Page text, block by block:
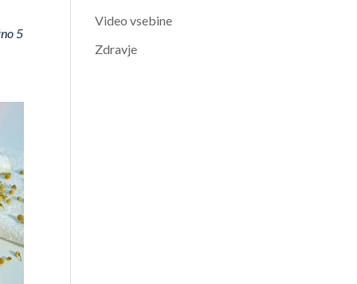
5
Video vsebine
Zdravje